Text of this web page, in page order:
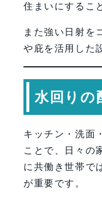
住まいにするこ
また強い日射を
や庇を活用した
水回りの
キッチン・洗面
ことで、日々の
に共働き世帯で
が重要です。